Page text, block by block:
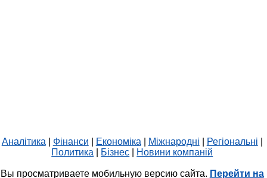
Аналітика Фінанси Економіка Міжнародні Регіональні
Политика
Бізнес Новини компаній
Вы просматриваете мобильную версию сайта. Перейти на